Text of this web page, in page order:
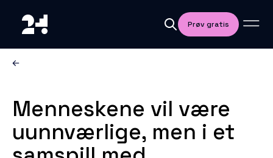
Prøv gratis
Menneskene vil være
uunnværlige, men i et